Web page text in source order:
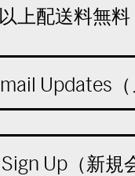
上配送料無料
Updates（
Sign Up（新規